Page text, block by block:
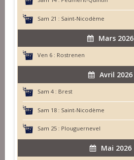
Sam 21 : Saint-Nicodème
Mars 2026
Ven 6 : Rostrenen
Avril 2026
Sam 4 : Brest
Sam 18 : Saint-Nicodème
Sam 25 : Plouguernevel
Mai 2026